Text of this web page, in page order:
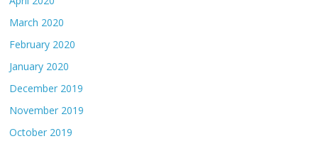
March 2020
February 2020
January 2020
December 2019
November 2019
October 2019